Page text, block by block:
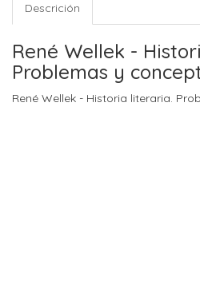
Descrición
René Wellek -
Problemas y
René Wellek - Historia literaria.